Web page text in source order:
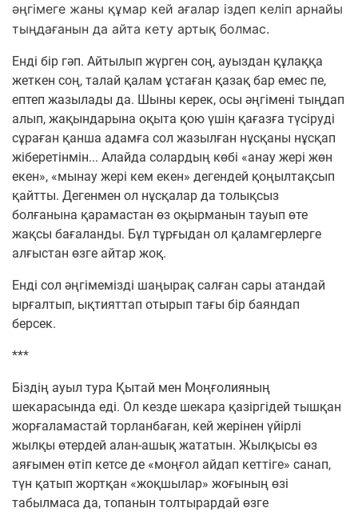
әңгімеге жаны құмар кей ағалар іздеп келіп арнайы
тыңдағанын да айта кету артық болмас.
Енді бір гәп. Айтылып жүрген соң, ауыздан құлаққа
жеткен соң, талай қалам ұстаған қазақ бар емес пе,
ептеп жазылады да. Шыны керек, осы әңгімені тыңдап
алып, жақындарына оқыта қою үшін қағазға түсіруді
сұраған қанша адамға сол жазылған нұсқаны нұсқап
жіберетінмін... Алайда солардың көбі «анау жері жөн
екен», «мынау жері кем екен» дегендей қоңылтақсып
қайтты. Дегенмен ол нұсқалар да толықсыз
болғанына қарамастан өз оқырманын тауып өте
жақсы бағаланды. Бұл тұрғыдан ол қаламгерлерге
алғыстан өзге айтар жоқ.
Енді сол әңгімемізді шаңырақ салған сары атандай
ырғалтып, ықтияттап отырып тағы бір баяндап
берсек.
***
Біздің ауыл тура Қытай мен Моңғолияның
шекарасында еді. Ол кезде шекара қазіргідей тышқан
жорғаламастай торланбаған, кей жерінен үйірлі
жылқы өтердей алан-ашық жататын. Жылқысы өз
аяғымен өтіп кетсе де «моңғол айдап кеттіге» санап,
түн қатып жортқан «жоқшылар» жоғының өзі
табылмаса да, топанын толтырардай өзге